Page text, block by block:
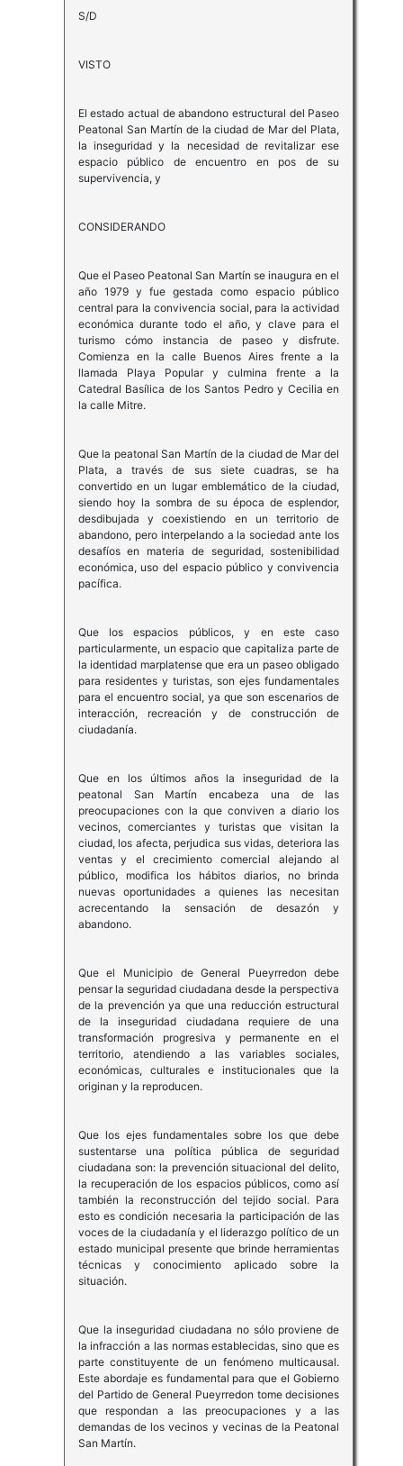
S/D
VISTO
El estado actual de abandono estructural del Paseo
Peatonal San Martín de la ciudad de Mar del Plata,
la inseguridad y la necesidad de revitalizar ese
espacio público de encuentro en pos de su
supervivencia, y
CONSIDERANDO
Que el Paseo Peatonal San Martín se inaugura en el
año 1979 y fue gestada como espacio público
central para la convivencia social, para la actividad
económica durante todo el año, y clave para el
turismo cómo instancia de paseo y disfrute.
Comienza en la calle Buenos Aires frente a la
llamada Playa Popular y culmina frente a la
Catedral Basílica de los Santos Pedro y Cecilia en
la calle Mitre.
Que la peatonal San Martín de la ciudad de Mar del
Plata, a través de sus siete cuadras, se ha
convertido en un lugar emblemático de la ciudad,
siendo hoy la sombra de su época de esplendor,
desdibujada y coexistiendo en un territorio de
abandono, pero interpelando a la sociedad ante los
desafíos en materia de seguridad, sostenibilidad
económica, uso del espacio público y convivencia
pacífica.
Que los espacios públicos, y en este caso
particularmente, un espacio que capitaliza parte de
la identidad marplatense que era un paseo obligado
para residentes y turistas, son ejes fundamentales
para el encuentro social, ya que son escenarios de
interacción, recreación y de construcción de
ciudadanía.
Que en los últimos años la inseguridad de la
peatonal San Martín encabeza una de las
preocupaciones con la que conviven a diario los
vecinos, comerciantes y turistas que visitan la
ciudad, los afecta, perjudica sus vidas, deteriora las
ventas y el crecimiento comercial alejando al
público, modifica los hábitos diarios, no brinda
nuevas oportunidades a quienes las necesitan
acrecentando la sensación de desazón y
abandono.
Que el Municipio de General Pueyrredon debe
pensar la seguridad ciudadana desde la perspectiva
de la prevención ya que una reducción estructural
de la inseguridad ciudadana requiere de una
transformación progresiva y permanente en el
territorio, atendiendo a las variables sociales,
económicas, culturales e institucionales que la
originan y la reproducen.
Que los ejes fundamentales sobre los que debe
sustentarse una política pública de seguridad
ciudadana son: la prevención situacional del delito,
la recuperación de los espacios públicos, como así
también la reconstrucción del tejido social. Para
esto es condición necesaria la participación de las
voces de la ciudadanía y el liderazgo político de un
estado municipal presente que brinde herramientas
técnicas y conocimiento aplicado sobre la
situación.
Que la inseguridad ciudadana no sólo proviene de
la infracción a las normas establecidas, sino que es
parte constituyente de un fenómeno multicausal.
Este abordaje es fundamental para que el Gobierno
del Partido de General Pueyrredon tome decisiones
que respondan a las preocupaciones y a las
demandas de los vecinos y vecinas de la Peatonal
San Martín.